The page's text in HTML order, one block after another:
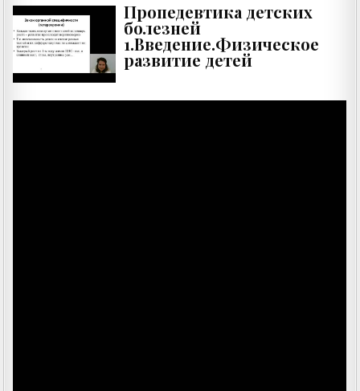
Пропедевтика детских
болезней
1.Введение.Физическое
развитие детей